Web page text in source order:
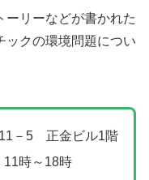
ーリーなどが書かれた
ックの環境問題につい
－5 正金ビル1階
時～18時